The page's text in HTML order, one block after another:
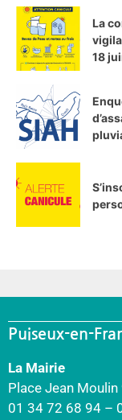
La
18
Puiseux-en-
La Mairie
Place Jean
01 34 72 68 94 –